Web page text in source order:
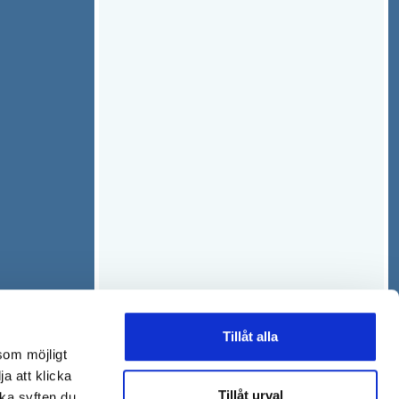
möjligt
att klicka
Tillåt alla
Tillåt urval